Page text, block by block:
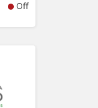
Off